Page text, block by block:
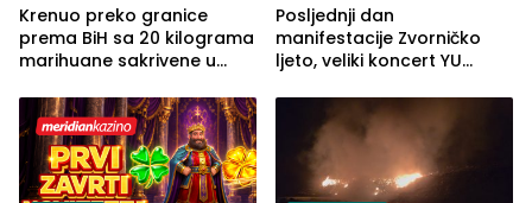
Krenuo preko granice
prema BiH sa 20 kilograma
marihuane sakrivene u
Posljednji dan
manifestacije Zvorničko
ljeto, veliki koncert YU
ove godine